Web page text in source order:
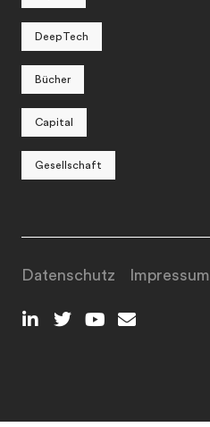
DeepTech
Bücher
Capital
Gesellschaft
Datenschutz Impressum